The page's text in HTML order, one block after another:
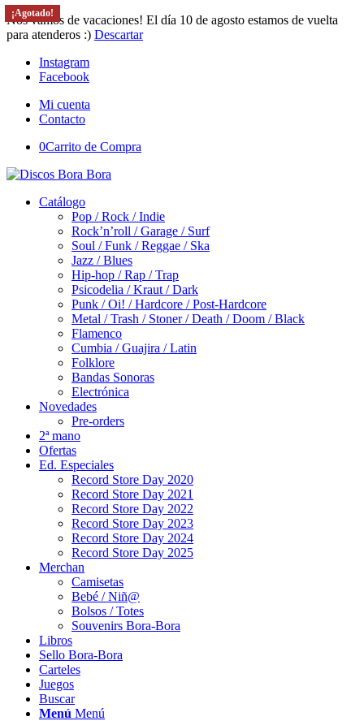
Nos vamos de vacaciones! El día 10 de agosto estamos de vuelta
para atenderos :) Descartar
Instagram
Facebook
Mi cuenta
Contacto
0Carrito de Compra
Catálogo
Pop / Rock / Indie
Rock’n’roll / Garage / Surf
Soul / Funk / Reggae / Ska
Jazz / Blues
Hip-hop / Rap / Trap
Psicodelia / Kraut / Dark
Punk / Oi! / Hardcore / Post-Hardcore
Metal / Trash / Stoner / Death / Doom / Black
Flamenco
Cumbia / Guajira / Latin
Folklore
Bandas Sonoras
Electrónica
Novedades
Pre-orders
2ª mano
Ofertas
Ed. Especiales
Record Store Day 2020
Record Store Day 2021
Record Store Day 2022
Record Store Day 2023
Record Store Day 2024
Record Store Day 2025
Merchan
Camisetas
Bebé / Niñ@
Bolsos / Totes
Souvenirs Bora-Bora
Libros
Sello Bora-Bora
Carteles
Juegos
Buscar
Menú Menú
¡Agotado!
¡Agotado!
¡Agotado!
¡Agotado!
¡Agotado!
¡Agotado!